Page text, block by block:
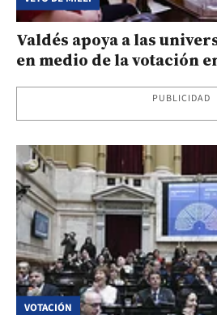
Valdés apoya a las
en medio de la votación
PUBLICIDAD
VOTACIÓN